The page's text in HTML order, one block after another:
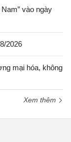
vào ngày
2026
mại hóa, không
Xem thêm